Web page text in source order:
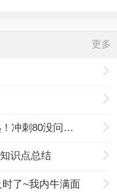
更多
最强政治结构图！五天全部背熟！冲刺80没问题！
识点总结
了~我内牛满面